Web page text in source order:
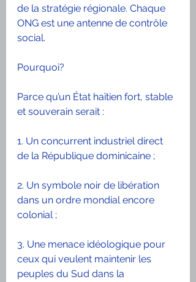
de la stratégie régionale. Chaque
ONG est une antenne de contrôle
social.
Pourquoi?
Parce qu’un État haïtien fort, stable
et souverain serait :
1. Un concurrent industriel direct
de la République dominicaine ;
2. Un symbole noir de libération
dans un ordre mondial encore
colonial ;
3. Une menace idéologique pour
ceux qui veulent maintenir les
peuples du Sud dans la